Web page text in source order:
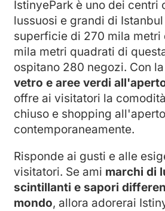
IstinyePark è uno dei centri
lussuosi e grandi di
superficie di 270 mila metri
mila metri quadrati di
ospitano 280 negozi. Con
vetro e aree verdi
offre ai visitatori la
chiuso e shopping all'aperto
contemporaneamente.
Risponde ai gusti e alle
visitatori. Se ami marchi di
scintillanti e sapori
mondo, allora adorerai